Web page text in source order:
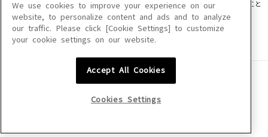
ラストバージン
RADWIMPS
もっと見る
カラオケ最新情報をチェック！
を問わず、著作権法の定める範囲を超えて無断で複製、転載、ファイル化などすること
を禁じます。
楽曲及びコンテンツは、機種によりご利用いただけない場合があります。
楽曲及びコンテンツの配信日、配信内容が変更になる場合があります。
We use cookies to improve your experience on our
website, to personalize content and ads and to analyze
our traffic. Please click [Cookie Settings] to customize
your cookie settings on our website.
Accept All Cookies
Cookies Settings